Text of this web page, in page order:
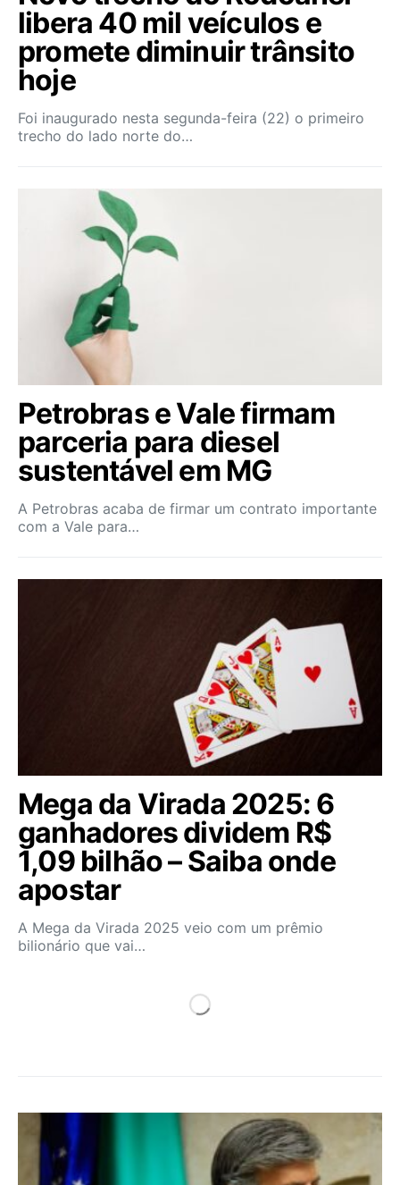
libera 40 mil veículos e
promete diminuir trânsito
hoje
Foi inaugurado nesta segunda-feira (22) o primeiro
trecho do lado norte do…
Petrobras e Vale firmam
parceria para diesel
sustentável em MG
A Petrobras acaba de firmar um contrato importante
com a Vale para…
Mega da Virada 2025: 6
ganhadores dividem R$
1,09 bilhão – Saiba onde
apostar
A Mega da Virada 2025 veio com um prêmio
bilionário que vai…